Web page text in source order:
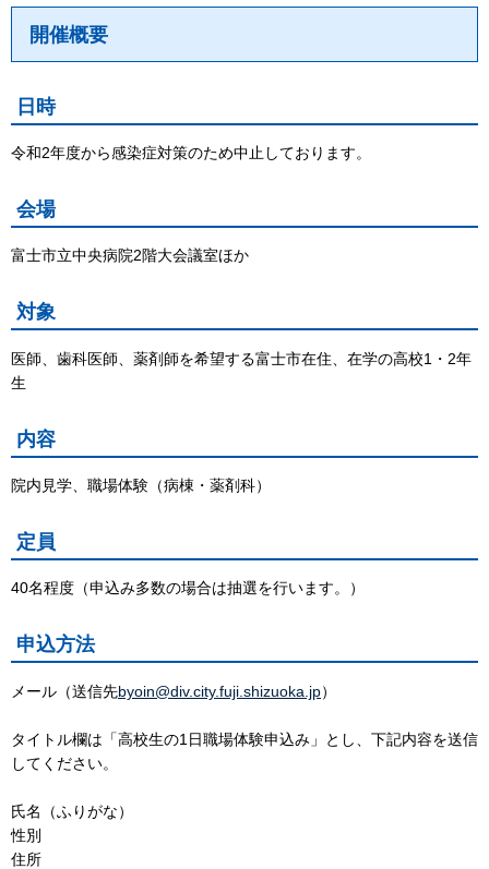
開催概要
日時
令和2年度から感染症対策のため中止しております。
会場
富士市立中央病院2階大会議室ほか
対象
医師、歯科医師、薬剤師を希望する富士市在住、在学の高校1・2年
生
内容
院内見学、職場体験（病棟・薬剤科）
定員
40名程度（申込み多数の場合は抽選を行います。）
申込方法
メール（送信先byoin@div.city.fuji.shizuoka.jp）
タイトル欄は「高校生の1日職場体験申込み」とし、下記内容を送信
してください。
氏名（ふりがな）
性別
住所